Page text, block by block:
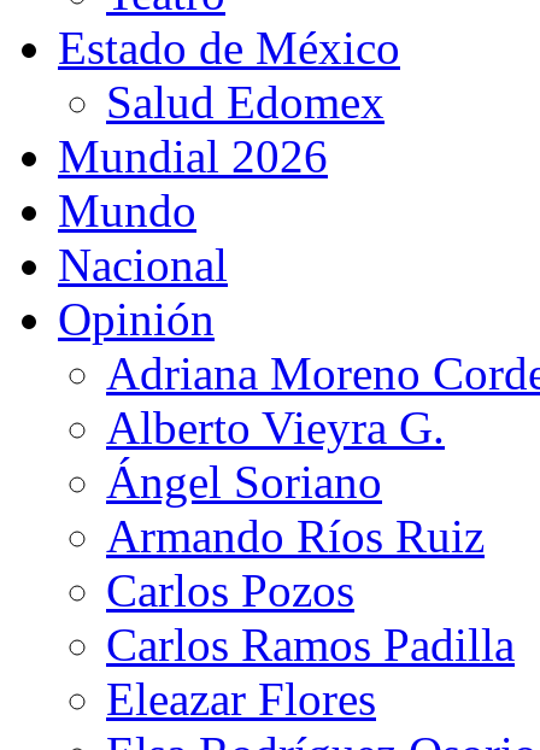
Estado de México
Salud Edomex
Mundial 2026
Mundo
Nacional
Opinión
Adriana Moreno
Alberto Vieyra G.
Ángel Soriano
Armando Ríos Ruiz
Carlos Pozos
Carlos Ramos Padilla
Eleazar Flores